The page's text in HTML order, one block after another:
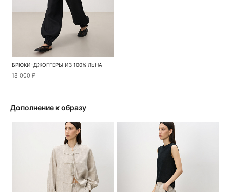
БРЮКИ-ДЖОГГЕРЫ ИЗ 100% ЛЬНА
18 000 ₽
Дополнение к образу